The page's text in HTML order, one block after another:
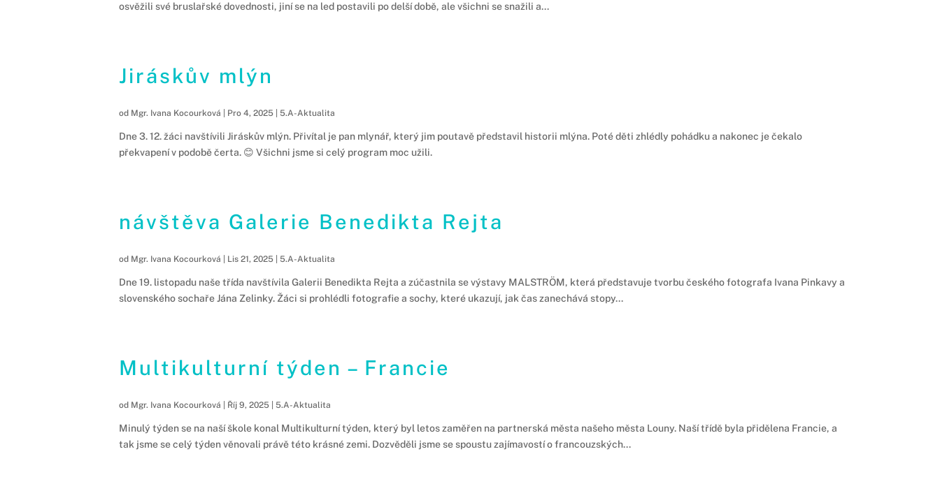
osvěžili své bruslařské dovednosti, jiní se na led postavili po delší době, ale všichni se snažili a...
Jiráskův mlýn
od Mgr. Ivana Kocourková Pro 4, 2025 |5.A-Aktualita
Dne 3. 12. žáci navštívili Jiráskův mlýn. Přivítal je pan mlynář, který jim poutavě představil historii mlýna. Poté děti zhlédly pohádku a nakonec je čekalo
překvapení v podobě čerta. 😊 Všichni jsme si celý program moc užili.
návštěva Galerie Benedikta Rejta
od Mgr. Ivana Kocourková Lis 21, 2025 |5.A-Aktualita
Dne 19. listopadu naše třída navštívila Galerii Benedikta Rejta a zúčastnila se výstavy MALSTRÖM, která představuje tvorbu českého fotografa Ivana Pinkavy a
slovenského sochaře Jána Zelinky. Žáci si prohlédli fotografie a sochy, které ukazují, jak čas zanechává stopy...
Multikulturní týden – Francie
od Mgr. Ivana Kocourková Říj 9, 2025 |5.A-Aktualita
Minulý týden se na naší škole konal Multikulturní týden, který byl letos zaměřen na partnerská města našeho města Louny. Naší třídě byla přidělena Francie, a
tak jsme se celý týden věnovali právě této krásné zemi. Dozvěděli jsme se spoustu zajímavostí o francouzských...